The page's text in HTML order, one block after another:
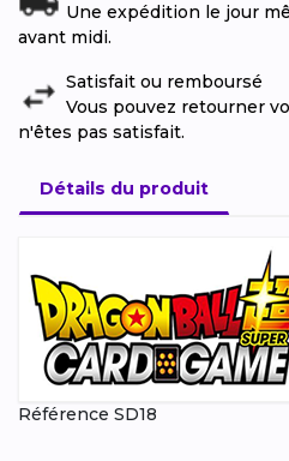
Une expédition le jour
avant midi.
Satisfait ou remboursé
Vous pouvez retourner
n'êtes pas satisfait.
Détails du produit
Référence SD18